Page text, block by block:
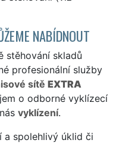
NABÍDNOUT
stěhování skladů
profesionální služby
sítě EXTRA
o odborné vyklízecí
vyklízení.
a spolehlivý úklid či